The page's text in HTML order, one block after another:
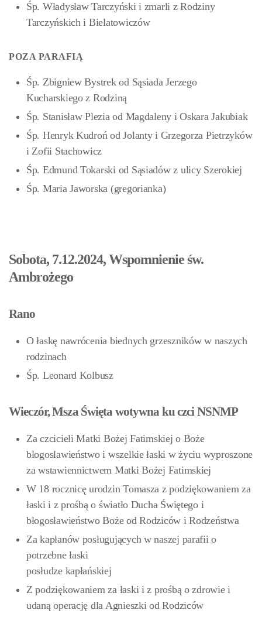
Śp. Władysław Tarczyński i zmarli z Rodziny
Tarczyńskich i Bielatowiczów
POZA PARAFIĄ
Śp. Zbigniew Bystrek od Sąsiada Jerzego
Kucharskiego z Rodziną
Śp. Stanisław Plezia od Magdaleny i Oskara Jakubiak
Śp. Henryk Kudroń od Jolanty i Grzegorza Pietrzyków
i Zofii Stachowicz
Śp. Edmund Tokarski od Sąsiadów z ulicy Szerokiej
Śp. Maria Jaworska (gregorianka)
Sobota, 7.12.2024, Wspomnienie św.
Ambrożego
Rano
O łaskę nawrócenia biednych grzeszników w naszych
rodzinach
Śp. Leonard Kolbusz
Wieczór, Msza Święta wotywna ku czci NSNMP
Za czcicieli Matki Bożej Fatimskiej o Boże
błogosławieństwo i wszelkie łaski w życiu wyproszone
za wstawiennictwem Matki Bożej Fatimskiej
W 18 rocznicę urodzin Tomasza z podziękowaniem za
łaski i z prośbą o światło Ducha Świętego i
błogosławieństwo Boże od Rodziców i Rodzeństwa
Za kapłanów posługujących w naszej parafii o
potrzebne łaski
posłudze kapłańskiej
Z podziękowaniem za łaski i z prośbą o zdrowie i
udaną operację dla Agnieszki od Rodziców